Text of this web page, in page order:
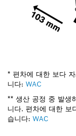
* 편차에 대한 보다
니다: WAC
** 생산 공정 중 발생
니다. 편차에 대한 보
습니다: WAC